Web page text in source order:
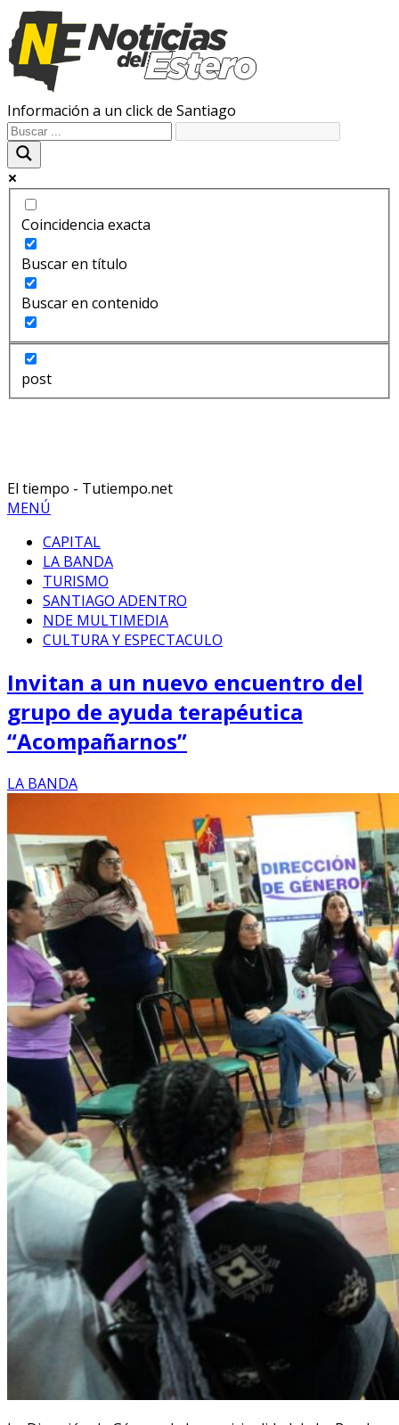
Información a un click de Santiago
Coincidencia exacta
Buscar en título
Buscar en contenido
post
El tiempo - Tutiempo.net
MENÚ
CAPITAL
LA BANDA
TURISMO
SANTIAGO ADENTRO
NDE MULTIMEDIA
CULTURA Y ESPECTACULO
Invitan a un nuevo encuentro del
grupo de ayuda terapéutica
“Acompañarnos”
LA BANDA